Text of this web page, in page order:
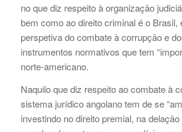
no que diz respeito à organização
bem como ao direito criminal é o Brasil,
perspetiva do combate à corrupção e
instrumentos normativos que tem
norte-americano.
Naquilo que diz respeito ao combate à
sistema jurídico angolano tem de se
investindo no direito premial, na